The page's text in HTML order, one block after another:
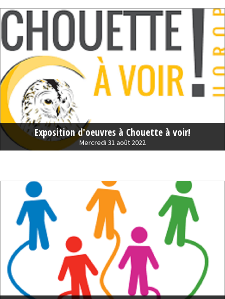
Exposition d'oeuvres à Chouette à voir!
Mercredi 31 août 2022